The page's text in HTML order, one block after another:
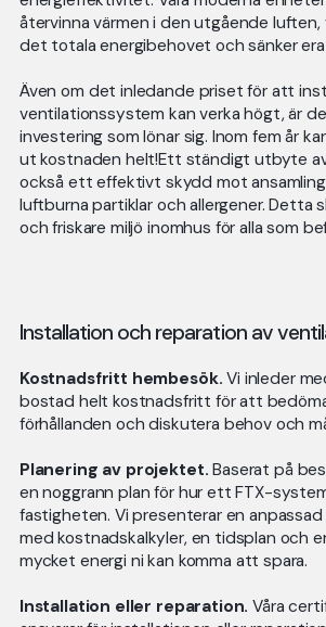
återvinna värmen i den utgående luften,
det totala energibehovet och sänker
Även om det inledande priset för att
ventilationssystem kan verka högt, är
investering som lönar sig. Inom fem år
ut kostnaden helt!Ett ständigt utbyte
också ett effektivt skydd mot ansamling
luftburna partiklar och allergener. Detta
och friskare miljö inomhus för alla som
Installation och reparation av
Kostnadsfritt hembesök.Vi inleder
bostad helt kostnadsfritt för att
förhållanden och diskutera behov och
Planering av projektet. Baserat på
en noggrann plan för hur ett FTX-
fastigheten. Vi presenterar en
med kostnadskalkyler, en tidsplan och
mycket energi ni kan komma att spara.
Installation eller reparation.Våra